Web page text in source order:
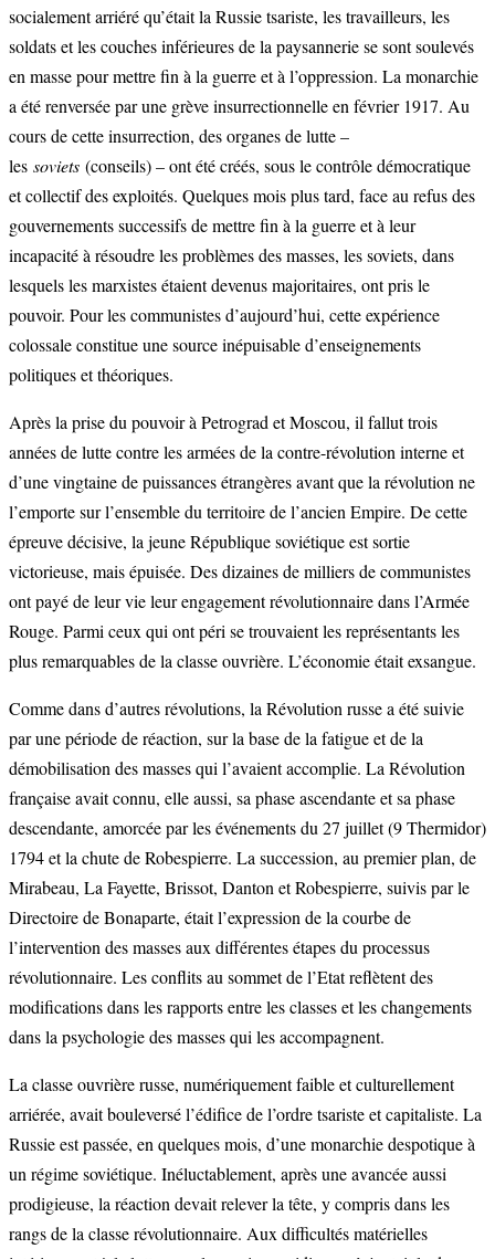
socialement arriéré qu’était la Russie tsariste, les travailleurs, les
soldats et les couches inférieures de la paysannerie se sont soulevés
en masse pour mettre fin à la guerre et à l’oppression. La monarchie
a été renversée par une grève insurrectionnelle en février 1917. Au
cours de cette insurrection, des organes de lutte –
les soviets (conseils) – ont été créés, sous le contrôle démocratique
et collectif des exploités. Quelques mois plus tard, face au refus des
gouvernements successifs de mettre fin à la guerre et à leur
incapacité à résoudre les problèmes des masses, les soviets, dans
lesquels les marxistes étaient devenus majoritaires, ont pris le
pouvoir. Pour les communistes d’aujourd’hui, cette expérience
colossale constitue une source inépuisable d’enseignements
politiques et théoriques.
Après la prise du pouvoir à Petrograd et Moscou, il fallut trois
années de lutte contre les armées de la contre-révolution interne et
d’une vingtaine de puissances étrangères avant que la révolution ne
l’emporte sur l’ensemble du territoire de l’ancien Empire. De cette
épreuve décisive, la jeune République soviétique est sortie
victorieuse, mais épuisée. Des dizaines de milliers de communistes
ont payé de leur vie leur engagement révolutionnaire dans l’Armée
Rouge. Parmi ceux qui ont péri se trouvaient les représentants les
plus remarquables de la classe ouvrière. L’économie était exsangue.
Comme dans d’autres révolutions, la Révolution russe a été suivie
par une période de réaction, sur la base de la fatigue et de la
démobilisation des masses qui l’avaient accomplie. La Révolution
française avait connu, elle aussi, sa phase ascendante et sa phase
descendante, amorcée par les événements du 27 juillet (9 Thermidor)
1794 et la chute de Robespierre. La succession, au premier plan, de
Mirabeau, La Fayette, Brissot, Danton et Robespierre, suivis par le
Directoire de Bonaparte, était l’expression de la courbe de
l’intervention des masses aux différentes étapes du processus
révolutionnaire. Les conflits au sommet de l’Etat reflètent des
modifications dans les rapports entre les classes et les changements
dans la psychologie des masses qui les accompagnent.
La classe ouvrière russe, numériquement faible et culturellement
arriérée, avait bouleversé l’édifice de l’ordre tsariste et capitaliste. La
Russie est passée, en quelques mois, d’une monarchie despotique à
un régime soviétique. Inéluctablement, après une avancée aussi
prodigieuse, la réaction devait relever la tête, y compris dans les
rangs de la classe révolutionnaire. Aux difficultés matérielles